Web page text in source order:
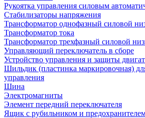
Рукоятка управления силовым
Стабилизаторы напряжения
Трансформатор однофазный силовой
Трансформатор тока
Трансформатор трехфазный силовой
Управляющий переключатель в сборе
Устройство управления и защиты
Шильдик (пластинка маркировочная)
управления
Шина
Электромагниты
Элемент передний переключателя
Ящик с рубильником и